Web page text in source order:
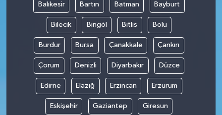
Balıkesir Bartın Batman Bayburt
Bilecik Bingöl Bitlis Bolu
Burdur Bursa Çanakkale Çankırı
Çorum Denizli Diyarbakır Düzce
Edirne Elazığ Erzincan Erzurum
Eskişehir Gaziantep Giresun